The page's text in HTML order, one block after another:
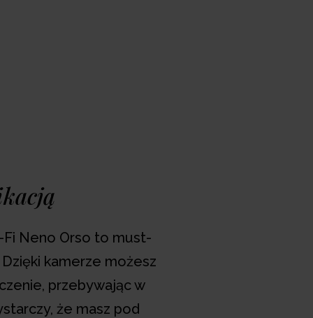
1 dzien roboczy
dla klubowiczów Neno od 99 zł
Fi Neno Orso to must-
kamerze możesz
przebywając w
że masz pod